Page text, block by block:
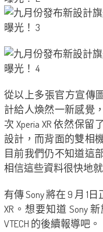
從以上多張官方宣傳圖
計給人煥然一新感覺
次 Xperia XR 依然保留
設計，而背面的雙相
目前我們仍不知道這
相信這些資料很快地
有傳 Sony 將在 9 月 1
XR。想要知道 Sony
VTECH 的後續報導吧。